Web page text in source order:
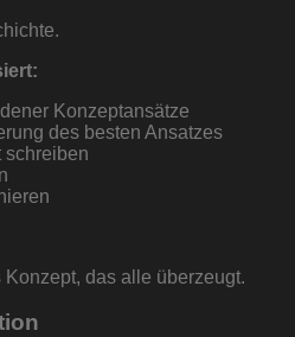
Konzeptansätze
des besten Ansatzes
schreiben
Konzept, das alle überzeugt.